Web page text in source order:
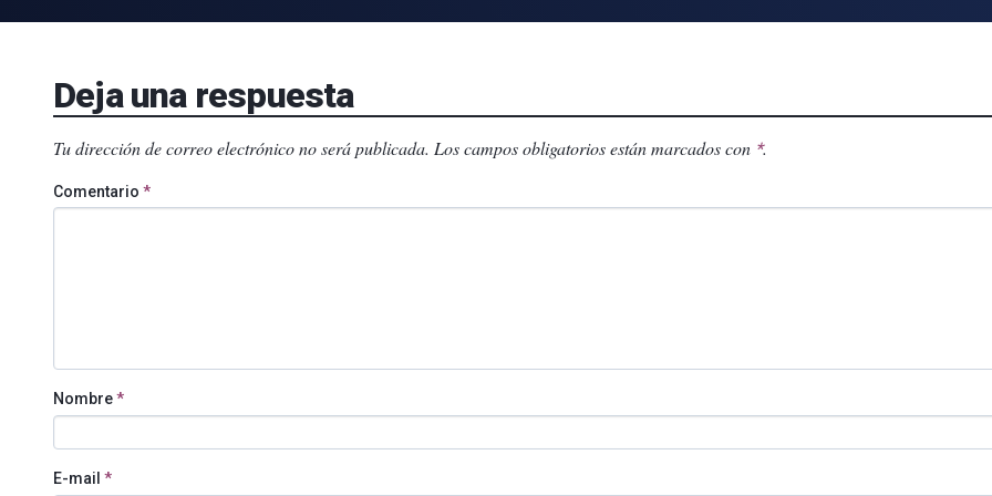
Deja una respuesta
Tu dirección de correo electrónico no será publicada. Los campos obligatorios están marcados con *.
Comentario *
Nombre*
E-mail *